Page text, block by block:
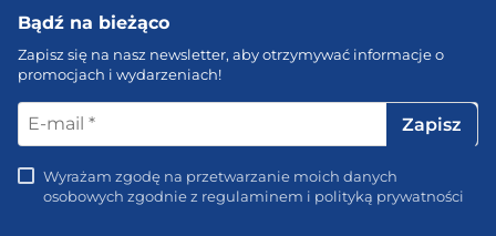
Bądź na bieżąco
Zapisz się na nasz newsletter, aby otrzymywać informacje o
promocjach i wydarzeniach!
E-
mail
Wyrażam zgodę na przetwarzanie moich danych
osobowych zgodnie z regulaminem i polityką prywatności